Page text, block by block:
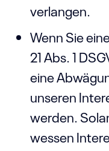
verlangen.
Wenn Sie
21 Abs. 1
eine
unseren
werden.
wessen